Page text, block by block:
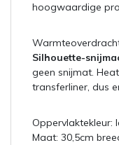
hoogwaardige
Silhouette-
geen snijmat.
transferliner, dus
Oppervlaktekleur:
Maat: 30,5cm